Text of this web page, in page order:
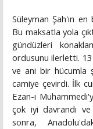
Süleyman Şah'ın
Bu maksatla yola
gündüzleri
ordusunu ilerletti. 13
ve ani bir hücumla
camiye çevirdi. İlk
Ezan-ı
çok iyi davrandı
sonra,